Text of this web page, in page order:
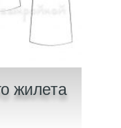
жилета